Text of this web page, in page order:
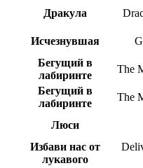
Дракула
Исчезнувшая
Бегущий в
лабиринте
The
Бегущий в
лабиринте
The
Люси
Избави нас от
лукавого